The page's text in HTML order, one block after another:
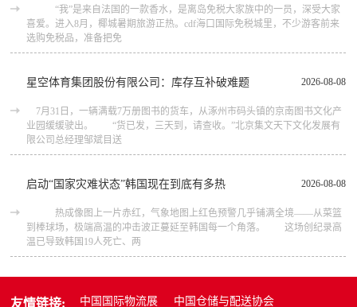
“我”是来自法国的一款香水，是离岛免税大家族中的一员，深受大家
喜爱。进入8月，椰城暑期旅游正热。cdf海口国际免税城里，不少游客前来
选购免税品，准备把免
2026-08-08
星空体育集团股份有限公司：库存互补破难题
7月31日，一辆满载7万册图书的货车，从涿州市码头镇的京南图书文化产
业园缓缓驶出。 “货已发，三天到，请查收。”北京集文天下文化发展有
限公司总经理邹斌目送
2026-08-08
启动“国家灾难状态”韩国现在到底有多热
热成像图上一片赤红，气象地图上红色预警几乎铺满全境——从菜篮
到棒球场，极端高温的冲击波正蔓延至韩国每一个角落。 这场创纪录高
温已导致韩国19人死亡、两
友情链接: 中国国际物流展 中国仓储与配送协会